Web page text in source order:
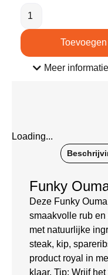
Meer informatie
Loading...
Funky
Deze Funky
smaakvolle rub
met natuurlijke
steak, kip,
product royal in
klaar. Tip: Wrijf